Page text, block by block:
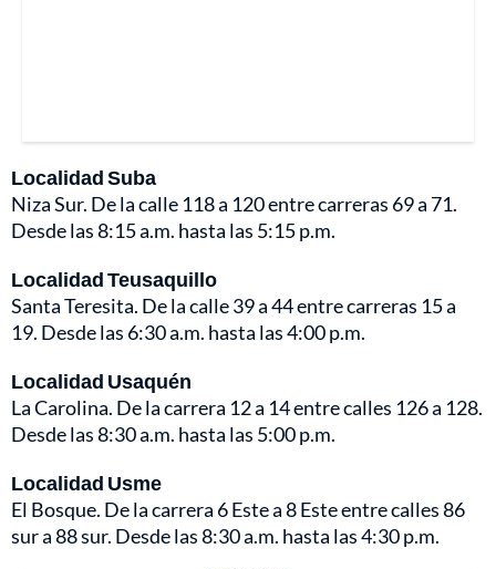
Localidad Suba
Niza Sur. De la calle 118 a 120 entre carreras 69 a 71.
Desde las 8:15 a.m. hasta las 5:15 p.m.
Localidad Teusaquillo
Santa Teresita. De la calle 39 a 44 entre carreras 15 a
19. Desde las 6:30 a.m. hasta las 4:00 p.m.
Localidad Usaquén
La Carolina. De la carrera 12 a 14 entre calles 126 a 128.
Desde las 8:30 a.m. hasta las 5:00 p.m.
Localidad Usme
El Bosque. De la carrera 6 Este a 8 Este entre calles 86
sur a 88 sur. Desde las 8:30 a.m. hasta las 4:30 p.m.